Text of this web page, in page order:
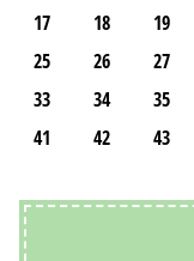
17
18 19
25
26 27
33
34 35
41
42 43